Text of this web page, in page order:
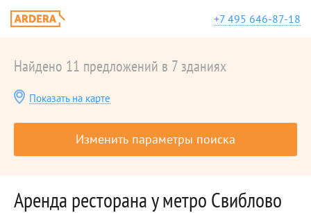
+7 495 646-87-18
Найдено 11 предложений в 7 зданиях
Показать на карте
Изменить параметры поиска
Аренда ресторана у метро Свиблово